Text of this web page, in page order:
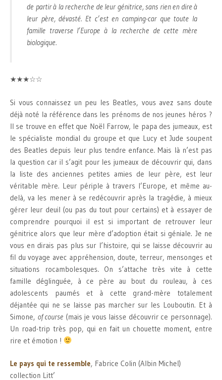
de partir à la recherche de leur génitrice, sans rien en dire à
leur père, dévasté. Et c’est en camping-car que toute la
famille traverse l’Europe à la recherche de cette mère
biologique.
★★★☆☆
Si vous connaissez un peu les Beatles, vous avez sans doute
déjà noté la référence dans les prénoms de nos jeunes héros ?
Il se trouve en effet que Noël Farrow, le papa des jumeaux, est
le spécialiste mondial du groupe et que Lucy et Jude soupent
des Beatles depuis leur plus tendre enfance. Mais là n’est pas
la question car il s’agit pour les jumeaux de découvrir qui, dans
la liste des anciennes petites amies de leur père, est leur
véritable mère. Leur périple à travers l’Europe, et même au-
delà, va les mener à se redécouvrir après la tragédie, à mieux
gérer leur deuil (ou pas du tout pour certains) et à essayer de
comprendre pourquoi il est si important de retrouver leur
génitrice alors que leur mère d’adoption était si géniale. Je ne
vous en dirais pas plus sur l’histoire, qui se laisse découvrir au
fil du voyage avec appréhension, doute, terreur, mensonges et
situations rocambolesques. On s’attache très vite à cette
famille déglinguée, à ce père au bout du rouleau, à ces
adolescents paumés et à cette grand-mère totalement
déjantée qui ne se laisse pas marcher sur les Louboutin. Et à
Simone, of course (mais je vous laisse découvrir ce personnage).
Un road-trip très pop, qui en fait un chouette moment, entre
rire et émotion !
Le pays qui te ressemble, Fabrice Colin (Albin Michel)
collection Litt’